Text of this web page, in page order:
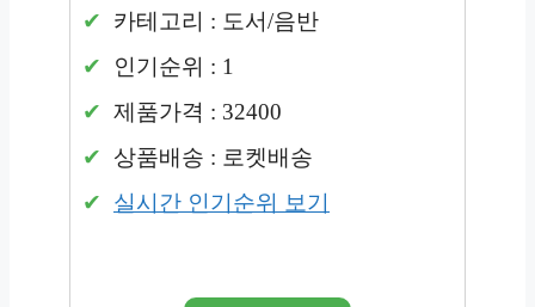
카테고리 : 도서/음반
인기순위 : 1
제품가격 : 32400
상품배송 : 로켓배송
실시간 인기순위 보기